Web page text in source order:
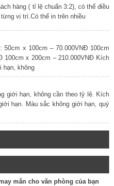
hàng ( tỉ lệ chuẩn 3:2), có thể điều
vị trí.Có thể in trên nhiều
50cm x 100cm – 70.000VNĐ 100cm
100cm x 200cm – 210.000VNĐ Kích
hạn, không
giới hạn, không cần theo tỷ lệ. Kích
hạn. Màu sắc không giới hạn, quý
mắn cho văn phòng của bạn